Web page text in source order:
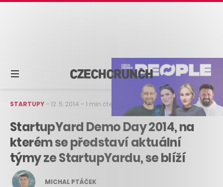
STARTUPY–12. 5. 2014 –1 min čtení
StartupYard Demo Day 2014, na
kterém se představí aktuální
týmy ze StartupYardu, se blíží
MICHAL PTÁČEK